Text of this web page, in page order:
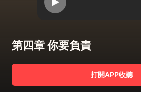
第四章 你要負責
打開APP收聽